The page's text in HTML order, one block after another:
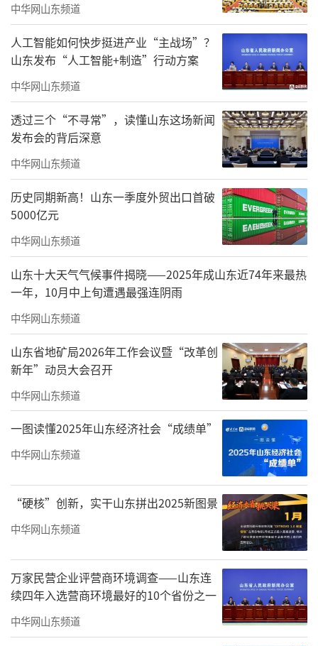
翰墨禅林 笔韵生辉——唐辉书画雅集
主办单位
荣宝斋画院
北京市北海公园管理处
指导单位
北京市公园管理中心
中国国家画院
中国美协中国画艺委会
中国艺术研究院写意画院
中国传媒大学中国画研究院
书画频道中国书画研究院
开幕式时间
2026年6月6日下午15:30
中华网山东频道
人工智能如何快步挺进产业“主战场”？
山东发布“人工智能+制造”行动方案
中华网山东频道
透过三个“不寻常”，读懂山东这场新闻
发布会的背后深意
中华网山东频道
历史同期新高！山东一季度外贸出口首破
5000亿元
中华网山东频道
山东十大天气气候事件揭晓——2025年成山东近74年来最热
一年，10月中上旬遭遇最强连阴雨
中华网山东频道
山东省地矿局2026年工作会议暨“改革创
新年”动员大会召开
中华网山东频道
一图读懂2025年山东经济社会“成绩单”
中华网山东频道
“硬核”创新，实干山东拼出2025新图景
中华网山东频道
万家民营企业评营商环境调查——山东连
续四年入选营商环境最好的10个省份之一
中华网山东频道